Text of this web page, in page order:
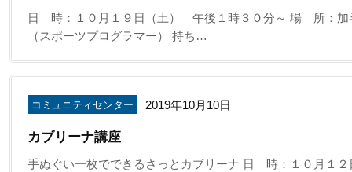
日 時：１０月１９日（土） 午後１時３０分～ 場 所：
（スポーツプログラマー） 持ち…
コミュニティセンター 2019年10月10日
カブリーナ講座
手ぬぐい一枚でできるさっとカブリーナ 日 時：１０月１